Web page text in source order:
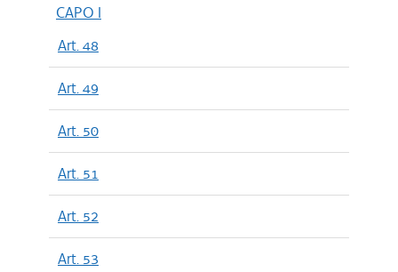
CAPO I
Art. 48
Art. 49
Art. 50
Art. 51
Art. 52
Art. 53